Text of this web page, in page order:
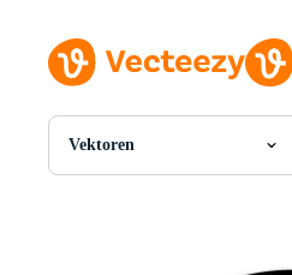
Vektoren
Alle Bilder